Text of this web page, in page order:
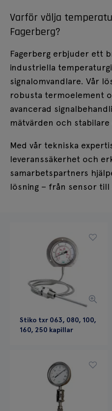
Varför välja
Fagerberg?
Fagerberg erbjuder ett
industriella
signalomvandlare. Vår
robusta termoelement
avancerad
mätvärden och
Med vår tekniska
leveranssäkerhet och
samarbetspartners
lösning – från sensor till
Stiko txr 063, 080, 100,
160, 250 kapillar